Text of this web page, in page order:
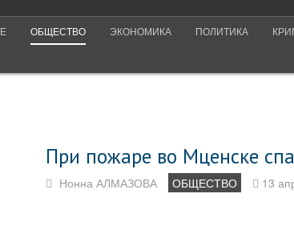
ОБЩЕСТВО ЭКОНОМИКА ПОЛИТИКА
При пожаре во Мценске
Нонна АЛМАЗОВА ОБЩЕСТВО 13